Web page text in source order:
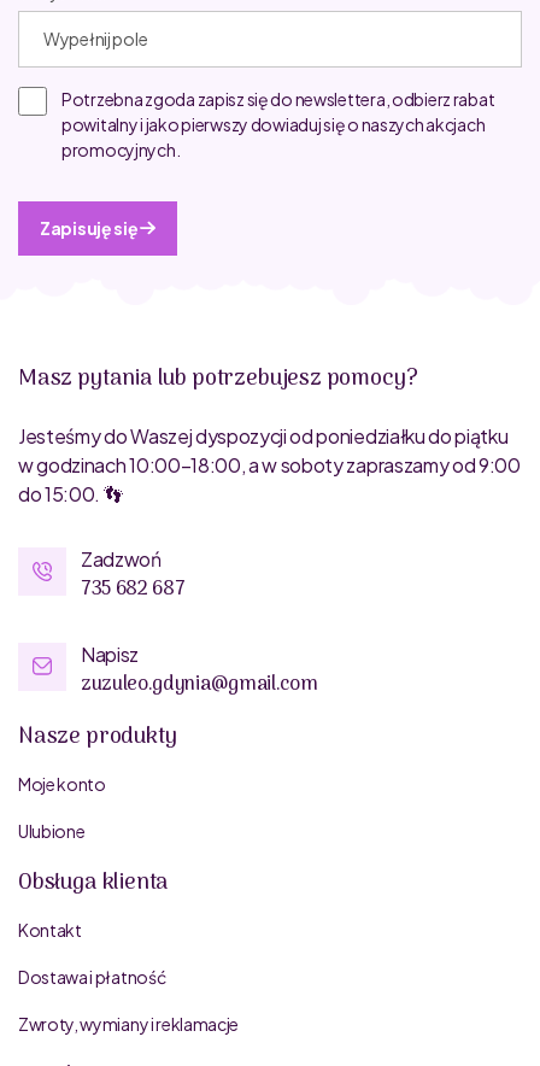
Potrzebna zgoda zapisz się do newslettera, odbierz rabat
powitalny i jako pierwszy dowiaduj się o naszych akcjach
promocyjnych.
Zapisuję się
Masz pytania lub potrzebujesz pomocy?
Jesteśmy do Waszej dyspozycji od poniedziałku do piątku
w godzinach 10:00–18:00, a w soboty zapraszamy od 9:00
do 15:00. 👣
Zadzwoń
735 682 687
Napisz
zuzuleo.gdynia@gmail.com
Nasze produkty
Moje konto
Ulubione
Obsługa klienta
Kontakt
Dostawa i płatność
Zwroty, wymiany i reklamacje